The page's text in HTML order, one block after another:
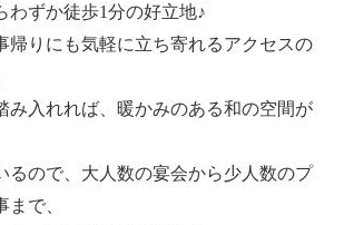
わずか徒歩1分の好立地♪
帰りにも気軽に立ち寄れるアクセスの
み入れれば、暖かみのある和の空間が
るので、大人数の宴会から少人数のプ
で、